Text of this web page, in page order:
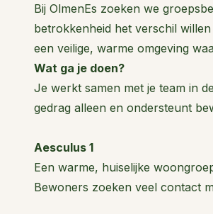
Bij OlmenEs zoeken we
betrokkenheid het verschil
een veilige, warme omgeving
Wat ga je doen?
Je werkt samen met je team in
gedrag alleen en ondersteunt
Aesculus 1
Een warme, huiselijke
Bewoners zoeken veel contact